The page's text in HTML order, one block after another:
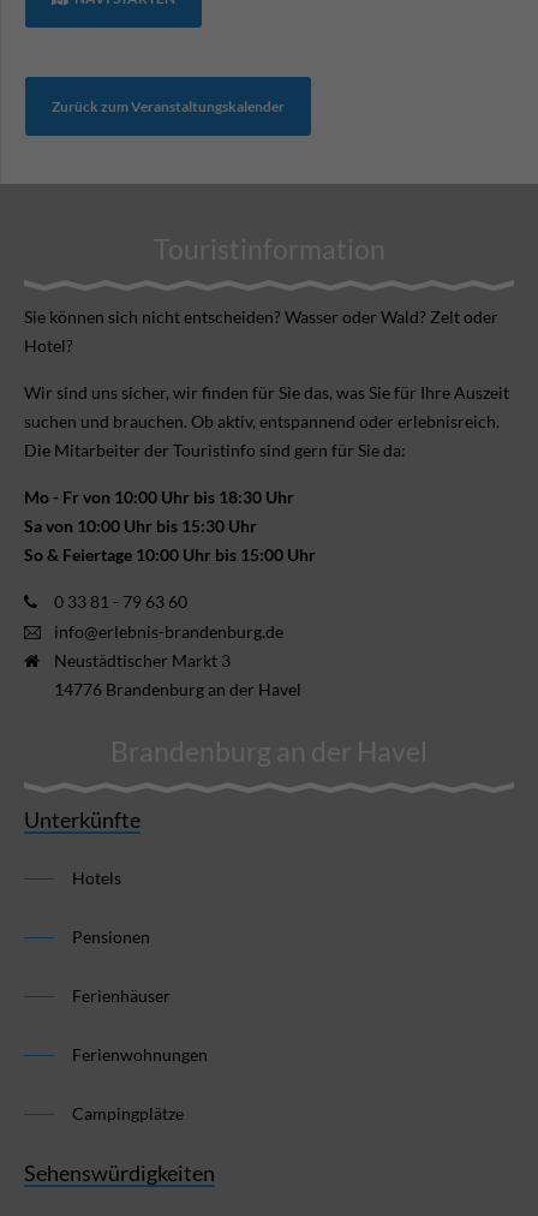
Zurück zum Veranstaltungskalender
Touristinformation
Sie können sich nicht ent­scheiden? Wasser oder Wald? Zelt oder
Hotel?
Wir sind uns sicher, wir finden für Sie das, was Sie für Ihre Aus­zeit
suchen und brauchen. Ob aktiv, ent­spannend oder erlebnis­reich.
Die Mitarbeiter der Touristinfo sind gern für Sie da:
Mo - Fr von 10:00 Uhr bis 18:30 Uhr
Sa von 10:00 Uhr bis 15:30 Uhr
So & Feiertage 10:00 Uhr bis 15:00 Uhr
0 33 81 - 79 63 60
info@erlebnis-brandenburg.de
Neustädtischer Markt 3
14776 Brandenburg an der Havel
Brandenburg an der Havel
Unterkünfte
Hotels
Pensionen
Ferienhäuser
Ferienwohnungen
Campingplätze
Sehenswürdigkeiten